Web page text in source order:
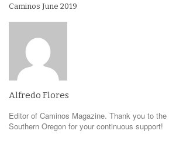
Caminos June 2019
Alfredo Flores
Editor of Caminos Magazine. Thank you to
Southern Oregon for your continuous support!